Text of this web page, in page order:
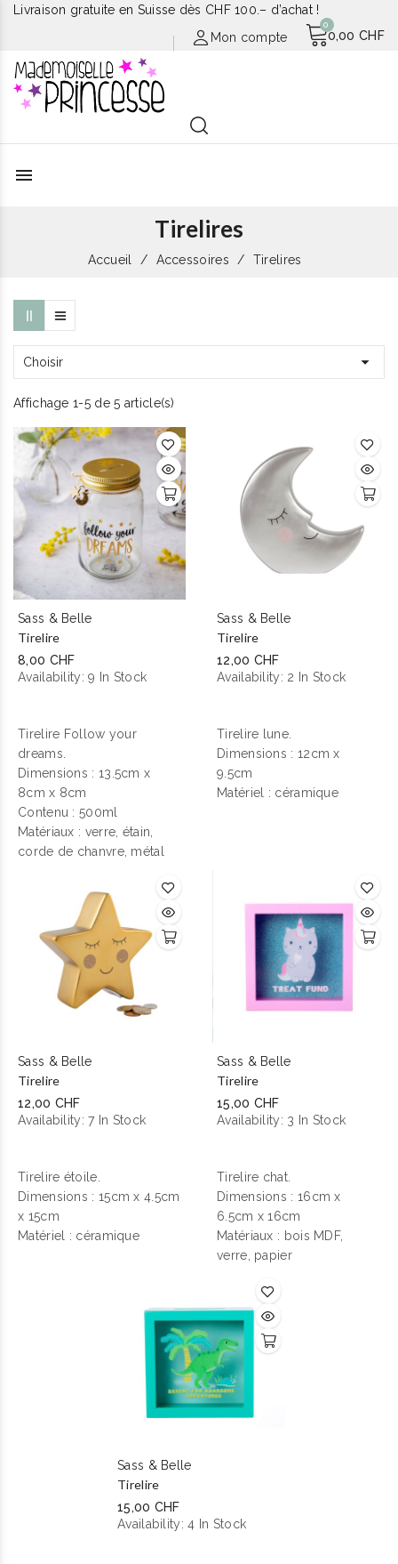
Livraison gratuite en Suisse dès CHF 100.– d’achat !
Mon compte
0,00 CHF
menu
Tirelires
Accueil Accessoires Tirelires
Choisir 
Affichage 1-5 de 5 article(s)
Sass & Belle
Tirelire
8,00 CHF
Availability:9 In Stock
Tirelire Follow your
dreams.
Dimensions : 13.5cm x
8cm x 8cm
Contenu : 500ml
Matériaux : verre, étain,
corde de chanvre, métal
Sass & Belle
Tirelire
12,00 CHF
Availability: 2 In Stock
Tirelire lune.
Dimensions : 12cm x
9.5cm
Matériel : céramique
Sass & Belle
Tirelire
12,00 CHF
Availability:7 In Stock
Tirelire étoile.
Dimensions : 15cm x 4.5cm
x 15cm
Matériel : céramique
Sass & Belle
Tirelire
15,00 CHF
Availability: 3 In Stock
Tirelire chat.
Dimensions : 16cm x
6.5cm x 16cm
Matériaux : bois MDF,
verre, papier
Sass & Belle
Tirelire
15,00 CHF
Availability:4 In Stock